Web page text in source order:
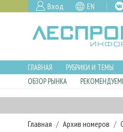
Вход EN
ГЛАВНАЯ РУБРИКИ И ТЕМЫ
ОБЗОР РЫНКА
Главная Архив номеров